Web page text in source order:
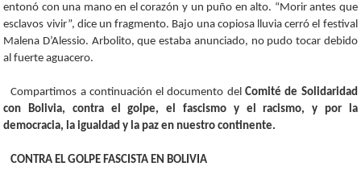
entonó con una mano en el corazón y un puño en alto. “Morir antes que
esclavos vivir”, dice un fragmento. Bajo una copiosa lluvia cerró el festival
Malena D’Alessio. Arbolito, que estaba anunciado, no pudo tocar debido
al fuerte aguacero.
Compartimos a continuación el documento delComité de Solidaridad
con Bolivia, contra el golpe, el fascismo y el racismo, y por la
democracia, la igualdad y la paz en nuestro continente.
CONTRA EL GOLPE FASCISTA EN BOLIVIA